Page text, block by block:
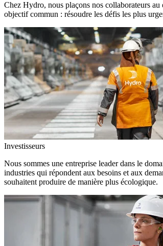
Chez Hydro, nous plaçons nos collaborateurs
objectif commun : résoudre les défis les plus
Investisseurs
Nous sommes une entreprise leader dans le
industries qui répondent aux besoins et aux
souhaitent produire de manière plus écologique.